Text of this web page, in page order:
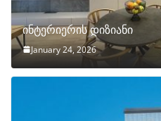
ინტერიერის დიზიანი
January 24, 2026